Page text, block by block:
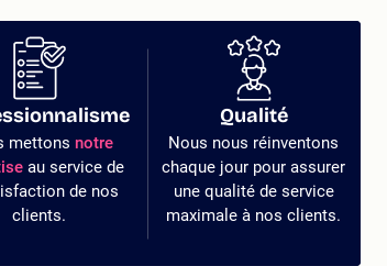
mettons notre
au service de
de nos
clients.
Qualité
Nous nous réinventons
chaque jour pour assurer
une qualité de service
maximale à nos clients.